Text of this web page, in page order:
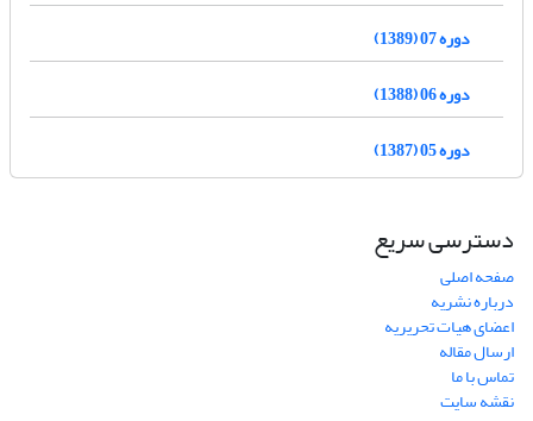
دوره 07 (1389)
دوره 06 (1388)
دوره 05 (1387)
دسترسی سریع
صفحه اصلی
درباره نشریه
اعضای هیات تحریریه
ارسال مقاله
تماس با ما
نقشه سایت